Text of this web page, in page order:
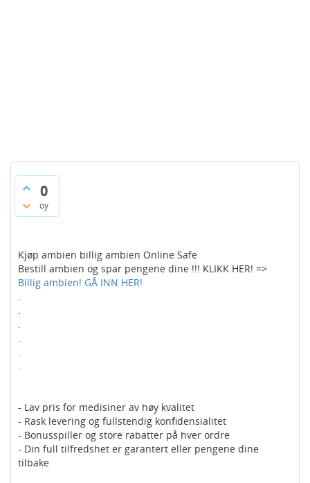
0
oy
Kjøp ambien billig ambien Online Safe
Bestill ambien og spar pengene dine !!! KLIKK HER! =>
Billig ambien! GÅ INN HER!
.
.
.
.
.
.
- Lav pris for medisiner av høy kvalitet
- Rask levering og fullstendig konfidensialitet
- Bonusspiller og store rabatter på hver ordre
- Din full tilfredshet er garantert eller pengene dine
tilbake